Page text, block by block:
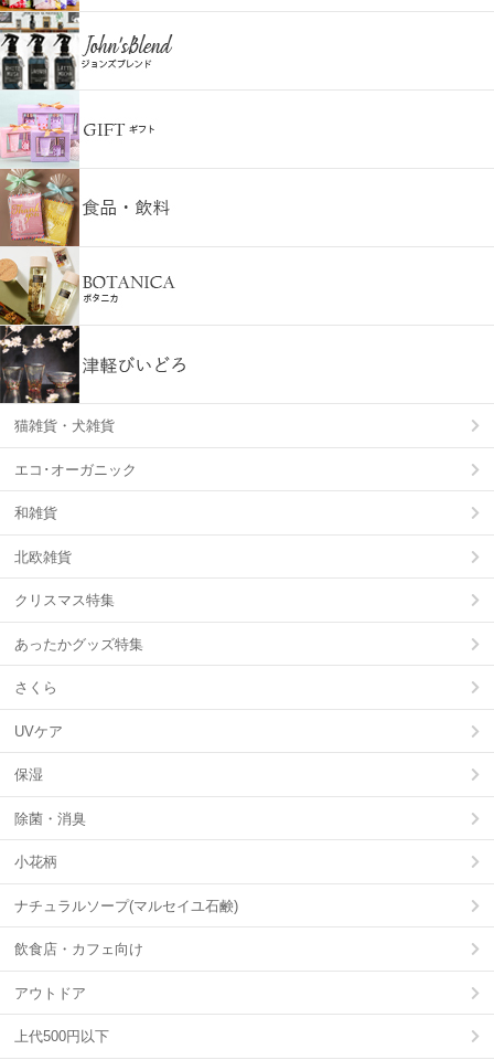
猫雑貨・犬雑貨
エコ･オーガニック
和雑貨
北欧雑貨
クリスマス特集
あったかグッズ特集
さくら
UVケア
保湿
除菌・消臭
小花柄
ナチュラルソープ(マルセイユ石鹸)
飲食店・カフェ向け
アウトドア
上代500円以下